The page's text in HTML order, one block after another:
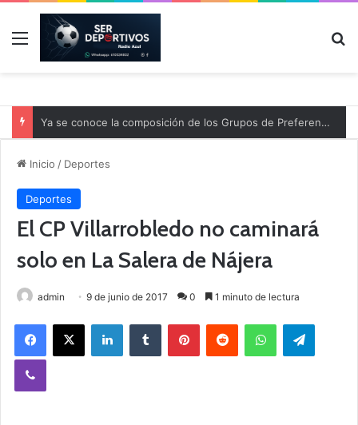
Menú
Ya se conoce la composición de los Grupos de Preferente y el calendario
Inicio / Deportes
Deportes
El CP Villarrobledo no caminará
solo en La Salera de Nájera
admin 9 de junio de 2017 0 1 minuto de lectura